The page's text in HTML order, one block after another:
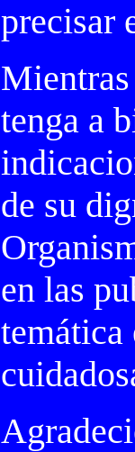
precisar
tenga a
de su
en las
temática